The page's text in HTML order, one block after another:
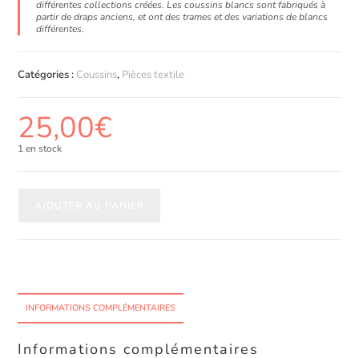
différentes collections créées. Les coussins blancs sont fabriqués à
partir de draps anciens, et ont des trames et des variations de blancs
différentes.
Catégories : Coussins, Pièces textile
25,00€
1 en stock
INFORMATIONS COMPLÉMENTAIRES
Informations complémentaires